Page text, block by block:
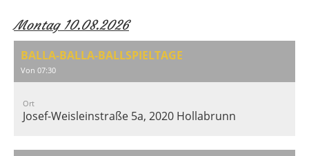
Montag 10.08.2026
BALLA-BALLA-BALLSPIELTAGE
Von 07:30
Ort
Josef-Weisleinstraße 5a, 2020 Hollabrunn